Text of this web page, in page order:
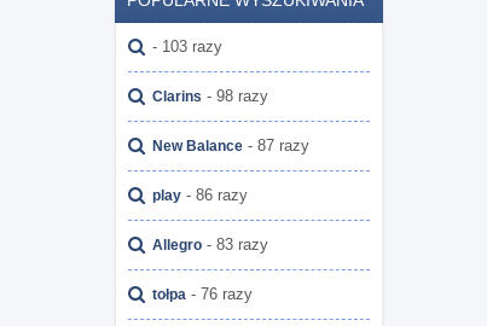
- 103 razy
Clarins - 98 razy
New Balance - 87 razy
play - 86 razy
Allegro - 83 razy
tołpa - 76 razy